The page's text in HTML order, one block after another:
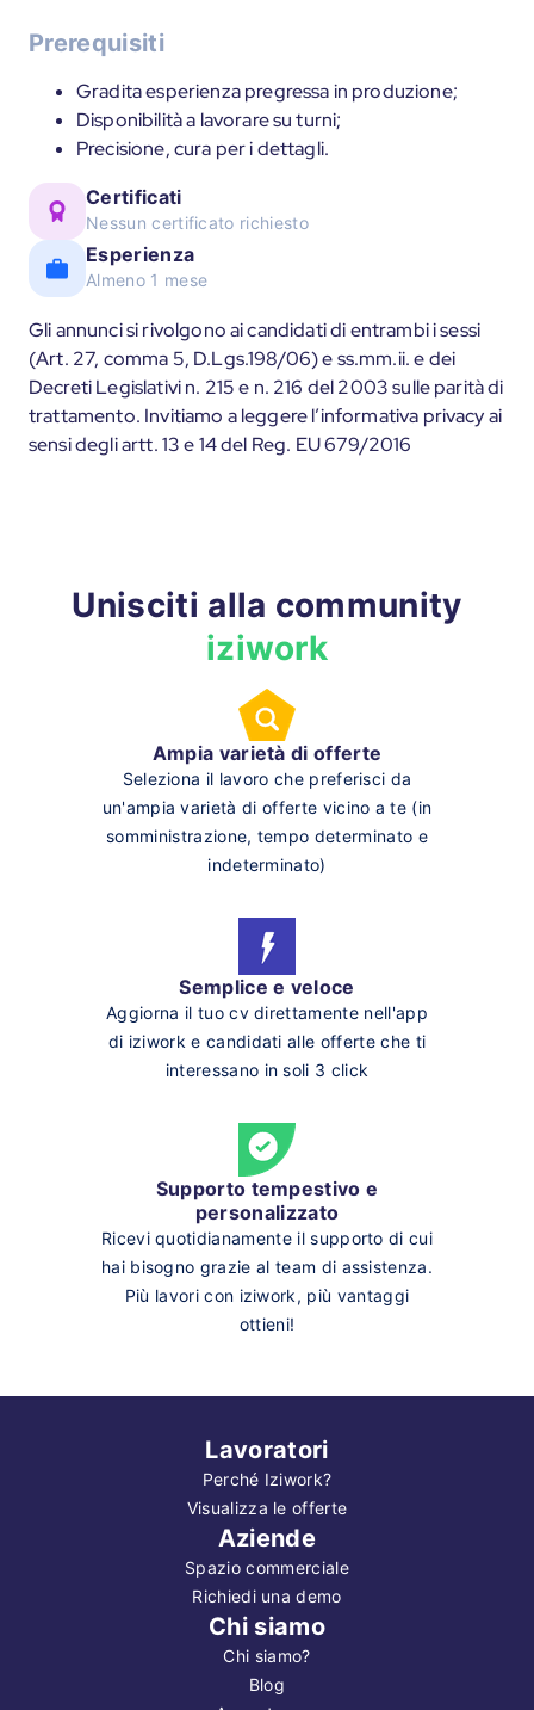
Prerequisiti
Gradita esperienza pregressa in produzione;
Disponibilità a lavorare su turni;
Precisione, cura per i dettagli.
Certificati
Nessun certificato richiesto
Esperienza
Almeno 1 mese
Gli annunci si rivolgono ai candidati di entrambi i sessi
(Art. 27, comma 5, D.Lgs.198/06) e ss.mm.ii. e dei
Decreti Legislativi n. 215 e n. 216 del 2003 sulle parità di
trattamento. Invitiamo a leggere l’informativa privacy ai
sensi degli artt. 13 e 14 del Reg. EU 679/2016
Unisciti alla community
iziwork
Ampia varietà di offerte
Seleziona il lavoro che preferisci da
un'ampia varietà di offerte vicino a te (in
somministrazione, tempo determinato e
indeterminato)
Semplice e veloce
Aggiorna il tuo cv direttamente nell'app
di iziwork e candidati alle offerte che ti
interessano in soli 3 click
Supporto tempestivo e
personalizzato
Ricevi quotidianamente il supporto di cui
hai bisogno grazie al team di assistenza.
Più lavori con iziwork, più vantaggi
ottieni!
Lavoratori
Perché Iziwork?
Visualizza le offerte
Aziende
Spazio commerciale
Richiedi una demo
Chi siamo
Chi siamo?
Blog